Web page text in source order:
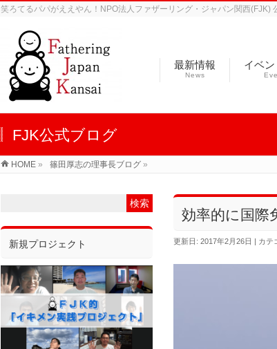
笑ろてるパパがええやん！NPO法人ファザーリング・ジャパン関西(FJK)
最新情報
News
イベ
FJK公式ブログ
HOME » 篠田厚志の理事長ブログ »
効率的に国際
更新日: 2017年2月26日 カテ
新規プロジェクト